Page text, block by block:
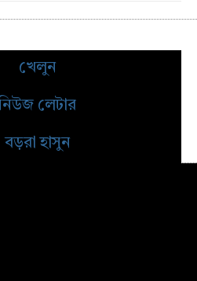
খেলুন
লেটার
বড়রা হাসুন